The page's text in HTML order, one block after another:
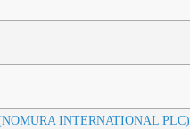
INTERNATIONAL PLC)